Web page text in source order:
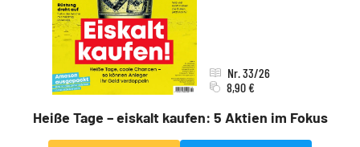
Heiße Tage – eiskalt kaufen: 5 Aktien im Fokus
Nr. 33/26
8,90 €